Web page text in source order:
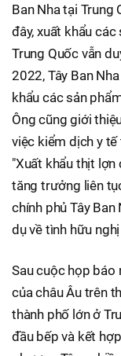
Ban Nha tại Trung
đây, xuất khẩu
Trung Quốc vẫn
2022, Tây Ban
khẩu các sản
Ông cũng giới
việc kiểm dịch y
"Xuất khẩu thịt lợn
tăng trưởng liên
chính phủ Tây
dụ về tình hữu
Sau cuộc họp báo
của châu Âu trên
thành phố lớn ở
đầu bếp và kết